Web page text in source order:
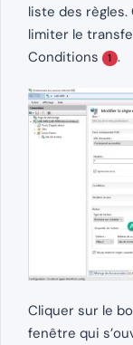
liste des
limiter le
Conditions
1 .
Cliquer sur le
fenêtre qui